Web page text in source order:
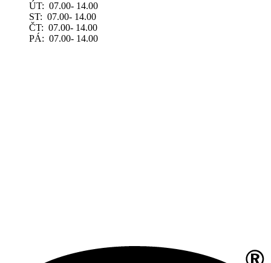
ÚT: 07.00- 14.00
ST: 07.00- 14.00
ČT: 07.00- 14.00
PÁ: 07.00- 14.00